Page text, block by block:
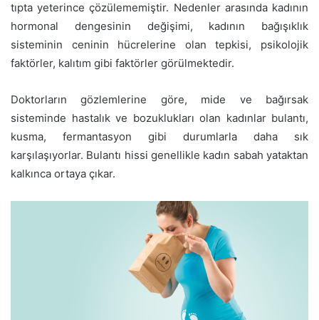
tıpta yeterince çözülememiştir. Nedenler arasında kadının
hormonal dengesinin değişimi, kadının bağışıklık
sisteminin ceninin hücrelerine olan tepkisi, psikolojik
faktörler, kalıtım gibi faktörler görülmektedir.
Doktorların gözlemlerine göre, mide ve bağırsak
sisteminde hastalık ve bozuklukları olan kadınlar bulantı,
kusma, fermantasyon gibi durumlarla daha sık
karşılaşıyorlar. Bulantı hissi genellikle kadın sabah yataktan
kalkınca ortaya çıkar.